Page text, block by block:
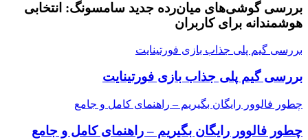
بررسی گوشی‌های میان‌رده جدید سامسونگ: انتخابی
هوشمندانه برای کاربران
بررسی گیم پلی جذاب بازی فورتینایت
بررسی گیم پلی جذاب بازی فورتینایت
چطور فالوور رایگان بگیریم – راهنمای کامل و جامع
چطور فالوور رایگان بگیریم – راهنمای کامل و جامع